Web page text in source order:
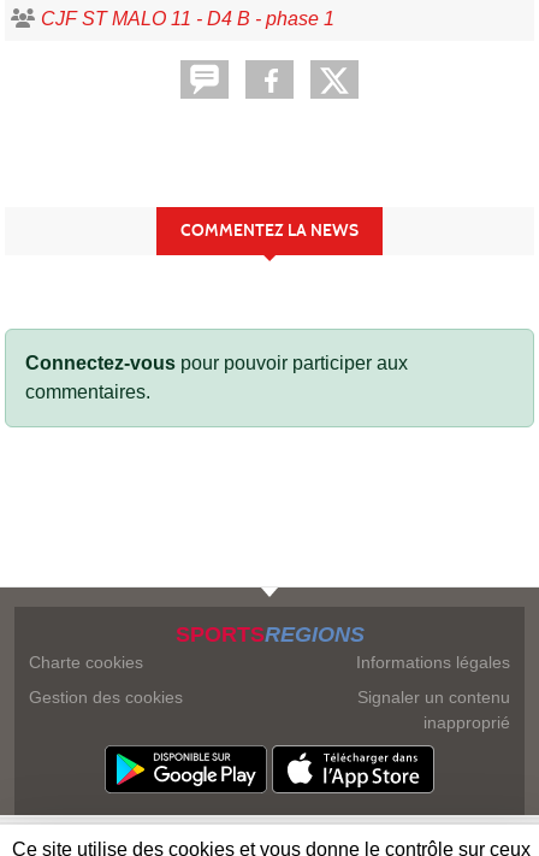
CJF ST MALO 11 - D4 B - phase 1
COMMENTEZ LA NEWS
Connectez-vous pour pouvoir participer aux
commentaires.
SPORTSREGIONS
Charte cookies
Gestion des cookies
Informations légales
Signaler un contenu
inapproprié
Ce site utilise des cookies et vous donne le contrôle sur ceux